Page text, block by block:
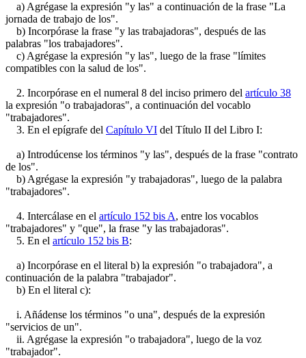
a) Agrégase la expresión "y las" a continuación de la frase "La
jornada de trabajo de los".
b) Incorpórase la frase "y las trabajadoras", después de las
palabras "los trabajadores".
c) Agrégase la expresión "y las", luego de la frase "límites
compatibles con la salud de los".
2. Incorpórase en el numeral 8 del inciso primero del artículo 38
la expresión "o trabajadoras", a continuación del vocablo
"trabajadores".
3. En el epígrafe del Capítulo VI del Título II del Libro I:
a) Introdúcense los términos "y las", después de la frase "contrato
de los".
b) Agrégase la expresión "y trabajadoras", luego de la palabra
"trabajadores".
4. Intercálase en el artículo 152 bis A, entre los vocablos
"trabajadores" y "que", la frase "y las trabajadoras".
5. En el artículo 152 bis B:
a) Incorpórase en el literal b) la expresión "o trabajadora", a
continuación de la palabra "trabajador".
b) En el literal c):
i. Añádense los términos "o una", después de la expresión
"servicios de un".
ii. Agrégase la expresión "o trabajadora", luego de la voz
"trabajador".